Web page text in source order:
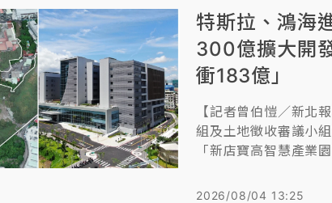
處理，並持續提供必
特斯拉、鴻海
300億擴大開
衝183億」
【記者曾伯愷／新北
組及土地徵收審議小
「新店寶高智慧產業
規劃整合一、二期9.4
2026/08/04 13:25